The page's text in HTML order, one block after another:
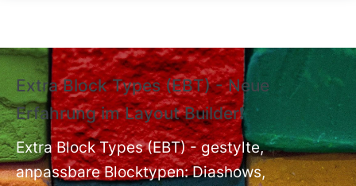
Extra Block Types (EBT) - Neue
Erfahrung im Layout Builder❗
Extra Block Types (EBT) - gestylte,
anpassbare Blocktypen: Diashows,